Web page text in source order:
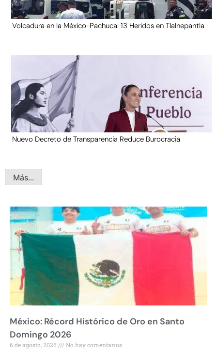
Volcadura en la México-Pachuca: 13 Heridos en Tlalnepantla
Nuevo Decreto de Transparencia Reduce Burocracia
Más...
México: Récord Histórico de Oro en Santo
Domingo 2026
6 de agosto, 2026 No hay comentarios